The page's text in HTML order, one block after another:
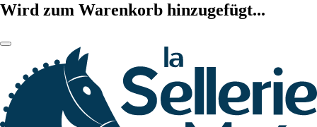
Wird zum Warenkorb hinzugefügt...